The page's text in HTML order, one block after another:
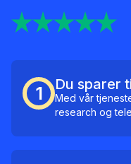
1 Du sparer
Med vår
research og